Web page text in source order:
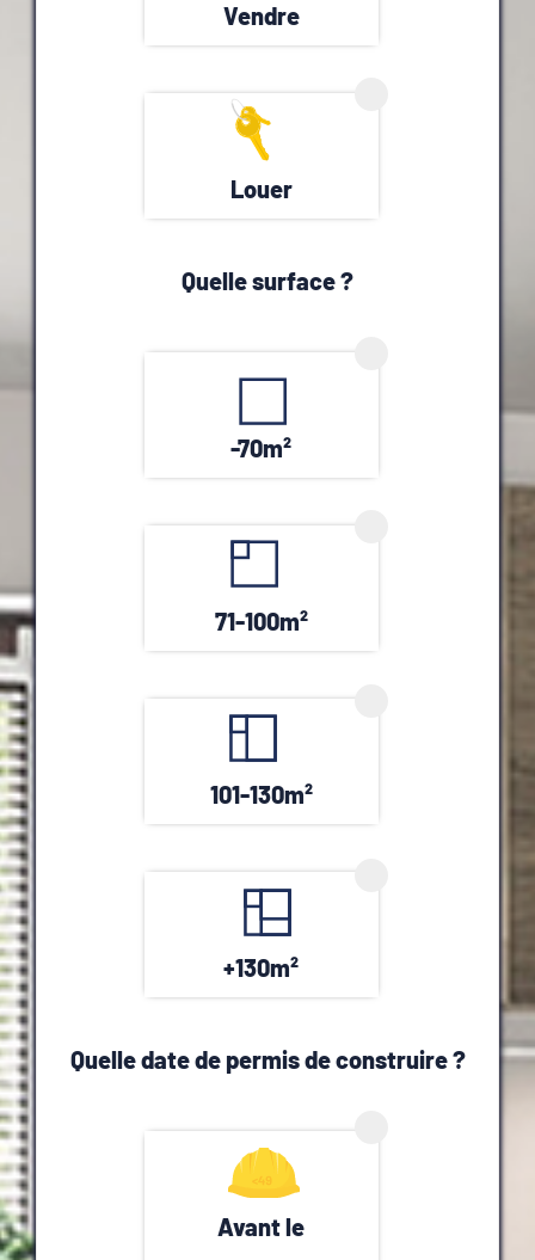
Vendre
Louer
Quelle surface ?
-70m²
71-100m²
101-130m²
+130m²
Quelle date de permis de construire ?
Avant le